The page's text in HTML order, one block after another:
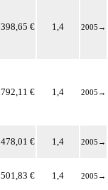
398,65 € 1,4 2005 →
792,11 € 1,4 2005 →
478,01 € 1,4 2005 →
501,83 € 1,4 2005 →